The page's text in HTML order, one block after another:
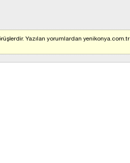
Yazılan yorumlardan yenikonya.com.tr